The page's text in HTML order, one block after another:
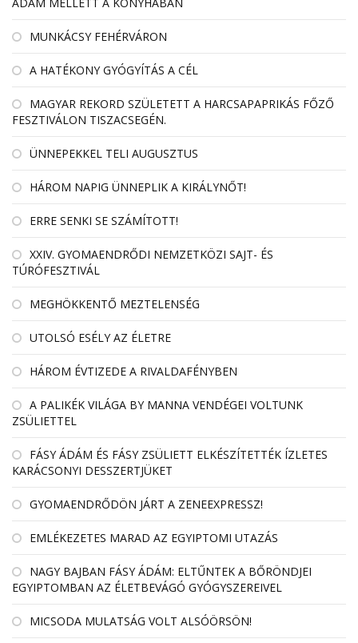
MUNKÁCSY FEHÉRVÁRON
A HATÉKONY GYÓGYÍTÁS A CÉL
MAGYAR REKORD SZÜLETETT A HARCSAPAPRIKÁS FŐZŐ
FESZTIVÁLON TISZACSEGÉN.
ÜNNEPEKKEL TELI AUGUSZTUS
HÁROM NAPIG ÜNNEPLIK A KIRÁLYNŐT!
ERRE SENKI SE SZÁMÍTOTT!
XXIV. GYOMAENDRŐDI NEMZETKÖZI SAJT- ÉS
TÚRÓFESZTIVÁL
MEGHÖKKENTŐ MEZTELENSÉG
UTOLSÓ ESÉLY AZ ÉLETRE
HÁROM ÉVTIZEDE A RIVALDAFÉNYBEN
A PALIKÉK VILÁGA BY MANNA VENDÉGEI VOLTUNK
ZSÜLIETTEL
FÁSY ÁDÁM ÉS FÁSY ZSÜLIETT ELKÉSZÍTETTÉK ÍZLETES
KARÁCSONYI DESSZERTJÜKET
GYOMAENDRŐDÖN JÁRT A ZENEEXPRESSZ!
EMLÉKEZETES MARAD AZ EGYIPTOMI UTAZÁS
NAGY BAJBAN FÁSY ÁDÁM: ELTŰNTEK A BŐRÖNDJEI
EGYIPTOMBAN AZ ÉLETBEVÁGÓ GYÓGYSZEREIVEL
MICSODA MULATSÁG VOLT ALSÓÖRSÖN!